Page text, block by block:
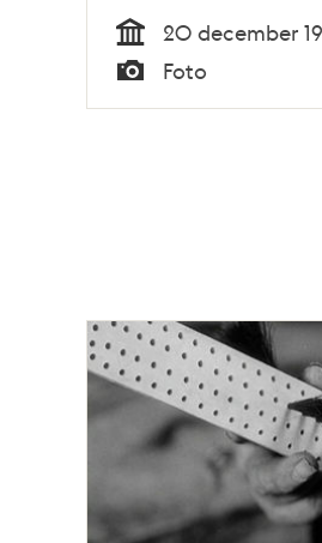
Tid
20 december
Typ
Foto